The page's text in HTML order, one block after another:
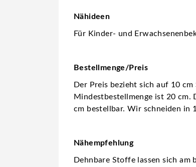
Nähideen
Für Kinder- und
Bestellmenge/Preis
Der Preis bezieht sich auf 10
Mindestbestellmenge ist 20
cm bestellbar. Wir schneiden in
Nähempfehlung
Dehnbare Stoffe lassen sich